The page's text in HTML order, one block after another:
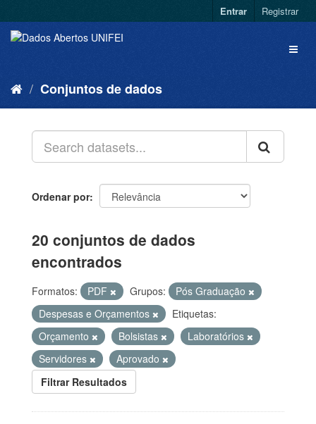
Entrar Registrar
Conjuntos de dados
Ordenar por
20 conjuntos de dados
encontrados
Formatos: PDF Grupos:
Pós Graduação
Despesas e Orçamentos
Etiquetas:
Orçamento
Bolsistas
Laboratórios
Servidores
Aprovado
Filtrar Resultados